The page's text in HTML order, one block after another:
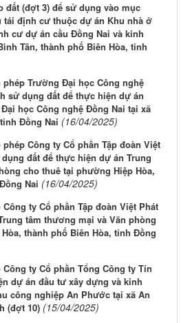
đất (đợt 3) để sử dụng vào mục
định cư thuộc dự án Khu nhà ở
cư dự án cầu Đồng Nai và kinh
Tân, thành phố Biên Hòa, tỉnh
Trường Đại học Công nghệ
sử dụng đất để thực hiện dự án
học Công nghệ Đồng Nai tại xã
Đồng Nai (16/04/2025)
Công ty Cổ phần Tập đoàn Việt
đất để thực hiện dự án Trung
cho thuê tại phường Hiệp Hòa,
Nai (16/04/2025)
ty Cổ phần Tập đoàn Việt Phát
tâm thương mại và Văn phòng
thành phố Biên Hòa, tỉnh Đồng
ty Cổ phần Tổng Công ty Tín
dự án đầu tư xây dựng và kinh
công nghiệp An Phước tại xã An
(đợt 10) (15/04/2025)